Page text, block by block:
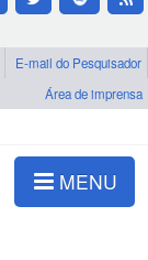
E-mail do Pesquisador
Área de imprensa
MENU